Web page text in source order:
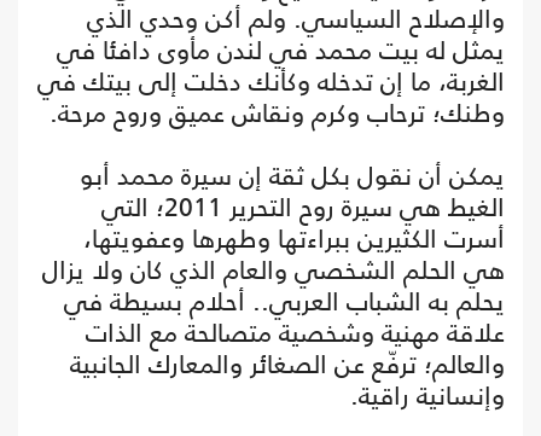
والإصلاح السياسي. ولم أكن وحدي الذي
يمثل له بيت محمد في لندن مأوى دافئا في
الغربة، ما إن تدخله وكأنك دخلت إلى بيتك في
وطنك؛ ترحاب وكرم ونقاش عميق وروح مرحة.
يمكن أن نقول بكل ثقة إن سيرة محمد أبو
الغيط هي سيرة روح التحرير 2011؛ التي
أسرت الكثيرين ببراءتها وطهرها وعفويتها،
هي الحلم الشخصي والعام الذي كان ولا يزال
يحلم به الشباب العربي.. أحلام بسيطة في
علاقة مهنية وشخصية متصالحة مع الذات
والعالم؛ ترفّع عن الصغائر والمعارك الجانبية
وإنسانية راقية.